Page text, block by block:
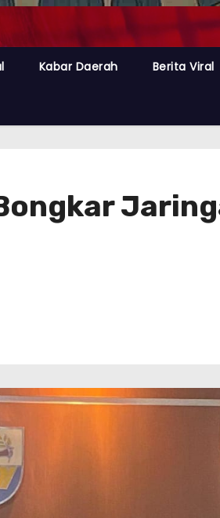
Kabar Daerah Berita Viral